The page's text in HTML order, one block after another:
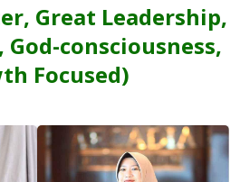
Great Leadership,
God-consciousness,
Focused)